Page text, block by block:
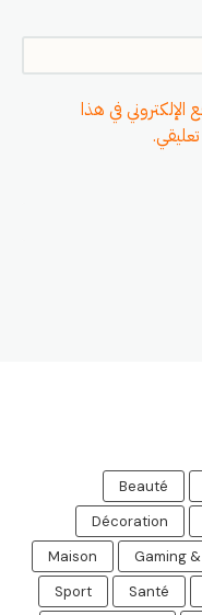
الإلكتروني في هذا
Beauté
Décoration
Gaming
Maison
Santé
Sport